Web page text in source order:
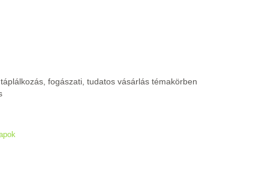
fogászati, tudatos vásárlás témakörben